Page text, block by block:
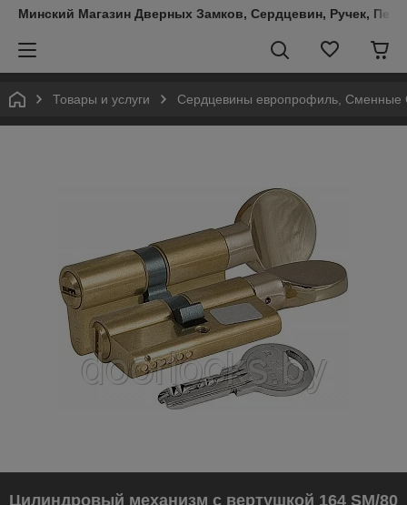
Минский Магазин Дверных Замков, Сердцевин, Ручек,
Товары и услуги Сердцевины европрофиль, Сменные
Цилиндровый механизм с вертушкой 164 SM/80